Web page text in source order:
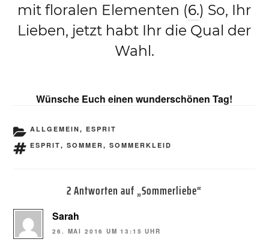
mit floralen Elementen (6.) So, Ihr
Lieben, jetzt habt Ihr die Qual der
Wahl.
Wünsche Euch einen wunderschönen Tag!
KATEGORIEN
ALLGEMEIN, ESPRIT
SCHLAGWÖRTER
ESPRIT, SOMMER, SOMMERKLEID
2 Antworten auf „Sommerliebe“
Sarah
26. MAI 2016 UM 13:15 UHR